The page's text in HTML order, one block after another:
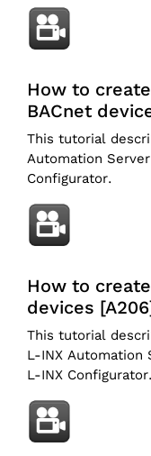
How to
BACnet
This tutorial
Automation
Configurator.
How to
devices
This tutorial
L-INX
L-INX Configurator.